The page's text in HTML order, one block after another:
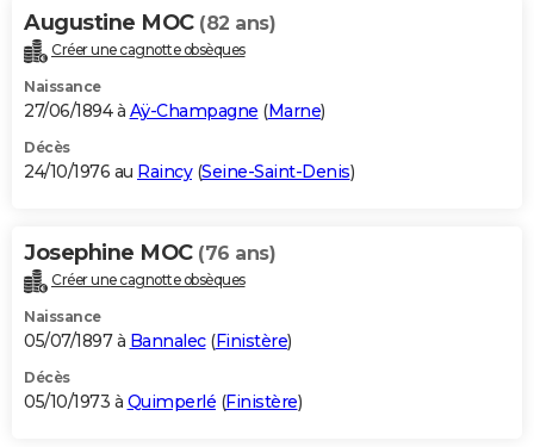
Augustine MOC (82 ans)
Créer une cagnotte obsèques
Naissance
27/06/1894 à Aÿ-Champagne (Marne)
Décès
24/10/1976 au Raincy(Seine-Saint-Denis)
Josephine MOC (76 ans)
Créer une cagnotte obsèques
Naissance
05/07/1897 à Bannalec(Finistère)
Décès
05/10/1973 à Quimperlé (Finistère)